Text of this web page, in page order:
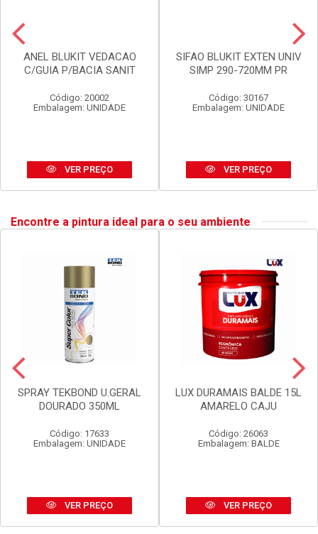
ANEL BLUKIT VEDACAO
C/GUIA P/BACIA SANIT
Código: 20002
Embalagem: UNIDADE
VER PREÇO
SIFAO BLUKIT EXTEN UNIV
SIMP 290-720MM PR
Código: 30167
Embalagem: UNIDADE
VER PREÇO
Encontre a pintura ideal para o seu ambiente
SPRAY TEKBOND U.GERAL
DOURADO 350ML
Código: 17633
Embalagem: UNIDADE
VER PREÇO
LUX DURAMAIS BALDE 15L
AMARELO CAJU
Código: 26063
Embalagem: BALDE
VER PREÇO